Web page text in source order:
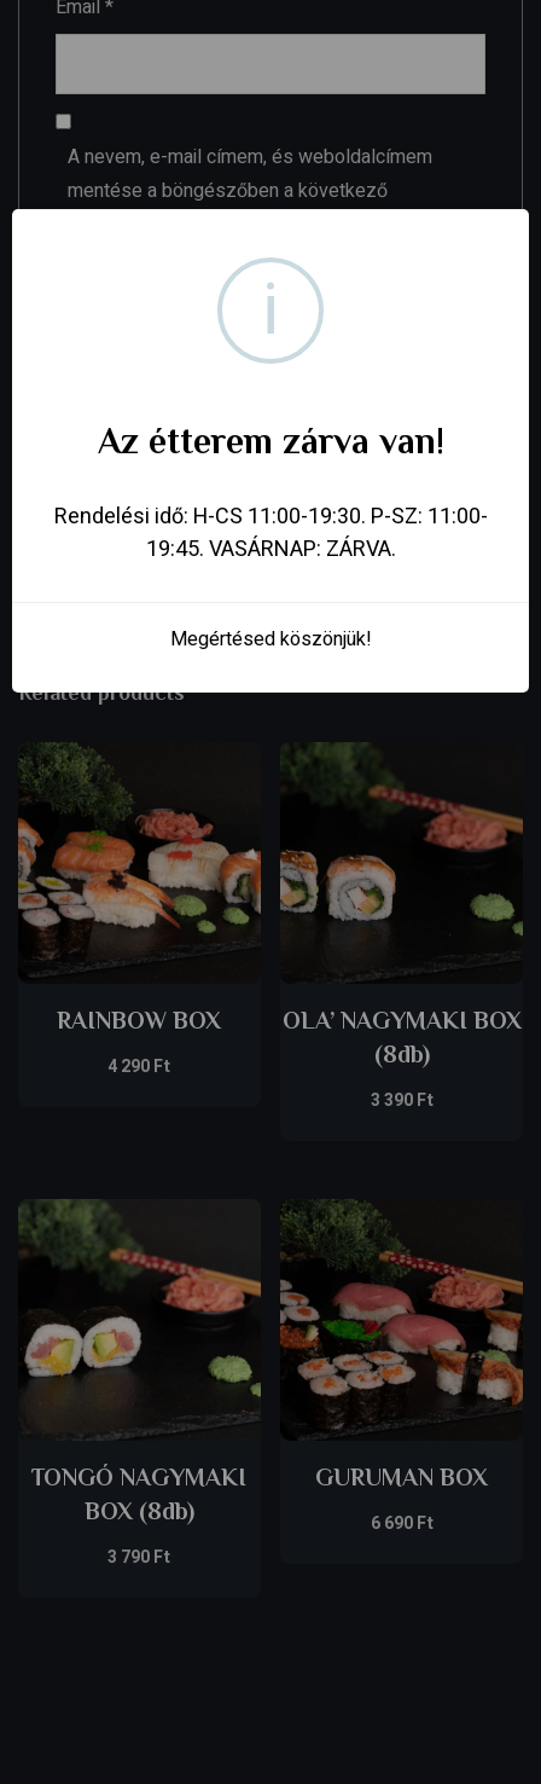
Email *
A nevem, e-mail címem, és weboldalcímem
mentése a böngészőben a következő
Related products
RAINBOW BOX
4 290Ft
OLA’ NAGYMAKI BOX
(8db)
3 390Ft
TONGÓ NAGYMAKI
BOX (8db)
3 790Ft
GURUMAN BOX
6 690Ft
i
Az étterem zárva van!
Rendelési idő: H-CS 11:00-19:30. P-SZ: 11:00-
19:45. VASÁRNAP: ZÁRVA.
Megértésed köszönjük!